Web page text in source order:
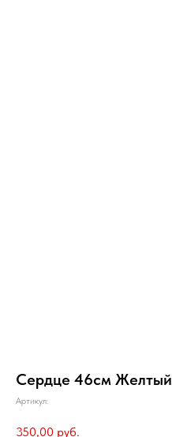
Сердце 46см Желтый
Артикул:
350,00 руб.